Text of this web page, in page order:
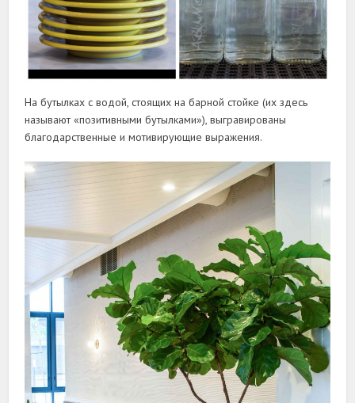
На бутылках с водой, стоящих на барной стойке (их здесь
называют «позитивными бутылками»), выгравированы
благодарственные и мотивирующие выражения.